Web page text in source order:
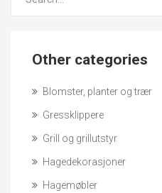
Other categories
Blomster, planter og trær
Gressklippere
Grill og grillutstyr
Hagedekorasjoner
Hagemøbler